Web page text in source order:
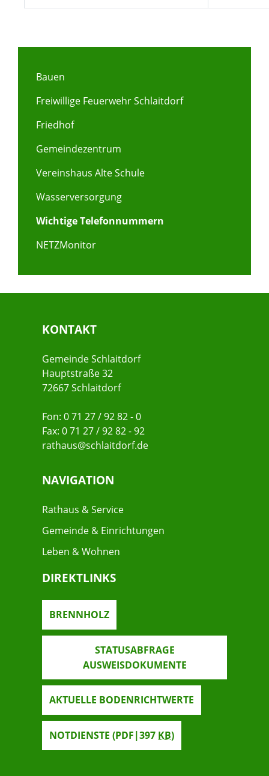
Bauen
Freiwillige Feuerwehr Schlaitdorf
Friedhof
Gemeindezentrum
Vereinshaus Alte Schule
Wasserversorgung
Wichtige Telefonnummern
NETZMonitor
KONTAKT
Gemeinde Schlaitdorf
Hauptstraße 32
72667 Schlaitdorf
Fon: 0 71 27 / 92 82 - 0
Fax: 0 71 27 / 92 82 - 92
rathaus@schlaitdorf.de
NAVIGATION
Rathaus & Service
Gemeinde & Einrichtungen
Leben & Wohnen
DIREKTLINKS
BRENNHOLZ
STATUSABFRAGE
AUSWEISDOKUMENTE
AKTUELLE BODENRICHTWERTE
NOTDIENSTE (PDF|397KB)